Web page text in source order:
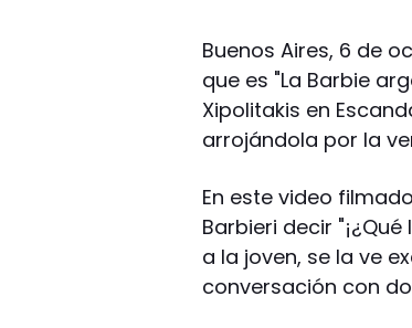
Buenos Aires, 6 de
que es "La Barbie
Xipolitakis en
arrojándola por la
En este video
Barbieri decir
a la joven, se la ve
conversación con